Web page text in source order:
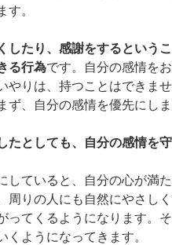
す。
したり、感謝をするという
る行為です。自分の感情を
やりは、持つことはできま
ず、自分の感情を優先にしま
たとしても、自分の感情を
していると、自分の心が満た
周りの人にも自然にやさし
ってくるようになります。
くようになってきます。